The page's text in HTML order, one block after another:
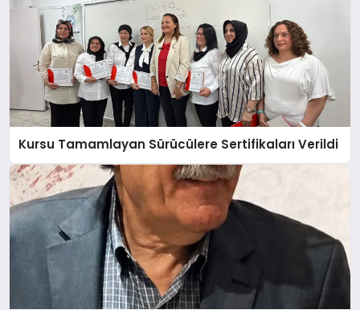
Kursu Tamamlayan Sürücülere Sertifikaları Verildi